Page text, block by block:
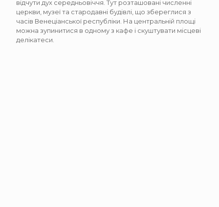
відчути дух середньовіччя. Тут розташовані численні
церкви, музеї та стародавні будівлі, що збереглися з
часів Венеціанської республіки. На центральній площі
можна зупинитися в одному з кафе і скуштувати місцеві
делікатеси.